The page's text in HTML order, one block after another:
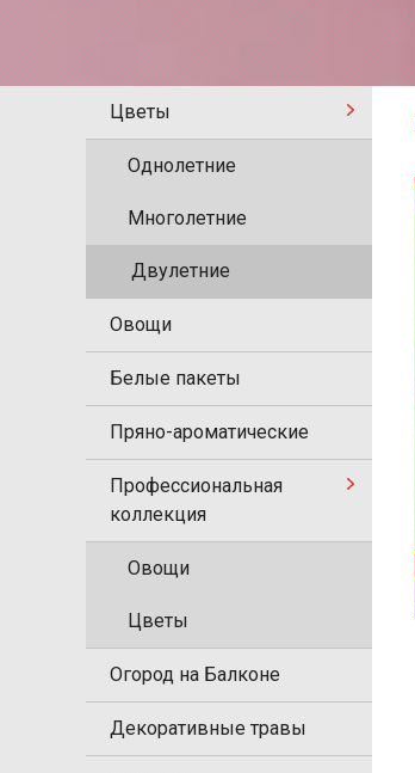
Цветы
Однолетние
Многолетние
Двулетние
Овощи
Белые пакеты
Пряно-ароматические
Профессиональная
коллекция
Овощи
Цветы
Огород на Балконе
Декоративные травы